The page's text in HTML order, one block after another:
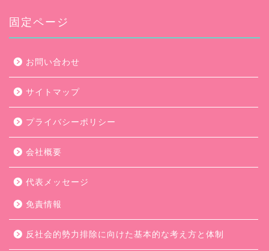
ブ
固定ページ
お問い合わせ
サイトマップ
プライバシーポリシー
会社概要
代表メッセージ
免責情報
反社会的勢力排除に向けた基本的な考え方と体制